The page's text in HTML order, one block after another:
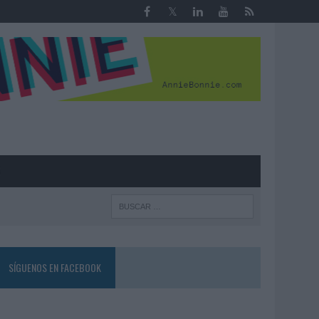
SÍGUENOS EN FACEBOOK